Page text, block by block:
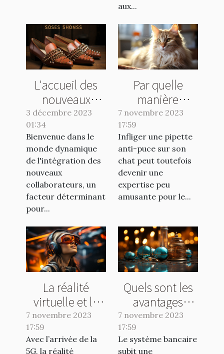
aux...
L'accueil des
nouveaux
collaborateurs :
clé de la
réussite
3 décembre 2023
01:34
Bienvenue dans le
monde dynamique
de l'intégration des
nouveaux
collaborateurs, un
facteur déterminant
pour...
Par quelle
manière
appliquer une
pipette anti-
puce à son
chat ?
7 novembre 2023
17:59
Infliger une pipette
anti-puce sur son
chat peut toutefois
devenir une
expertise peu
amusante pour le...
La réalité
virtuelle et la
5G : ce qu’il faut
comprendre !
7 novembre 2023
17:59
Avec l’arrivée de la
5G, la réalité
Quels sont les
avantages
d’une banque
en ligne ?
7 novembre 2023
17:59
Le système bancaire
subit une